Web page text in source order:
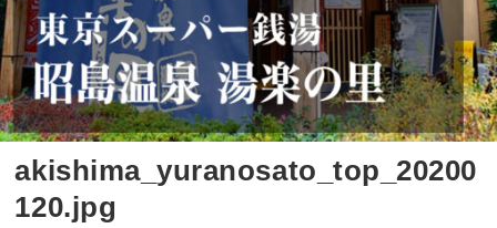
akishima_yuranosato_top_20200
120.jpg